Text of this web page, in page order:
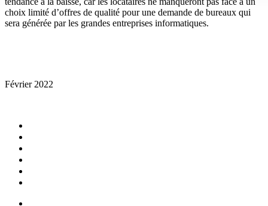
choix limité d’offres de qualité pour une demande de bureaux qui
sera générée par les grandes entreprises informatiques.
Février 2022